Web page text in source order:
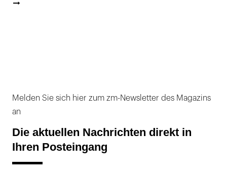
Melden Sie sich hier zum zm-Newsletter des Magazins
an
Die aktuellen Nachrichten direkt in
Ihren Posteingang